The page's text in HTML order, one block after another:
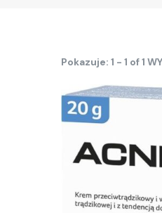
Pokazuje: 1 - 1 of 1